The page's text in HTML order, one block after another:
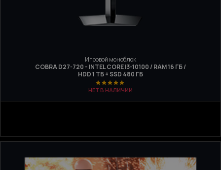
Игровой моноблок
COBRA D27-720 - INTEL CORE I3-10100 / RAM 16 ГБ /
HDD 1 ТБ + SSD 480 ГБ
НЕТ В НАЛИЧИИ